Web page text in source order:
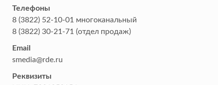
Телефоны
8 (3822) 52-10-01 многоканальный
8 (3822) 30-21-71 (отдел продаж)
Email
smedia@rde.ru
Реквизиты